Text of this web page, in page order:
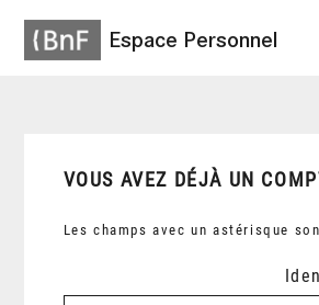
Espace Personnel
VOUS AVEZ DÉJÀ UN
Les champs avec un astérisque